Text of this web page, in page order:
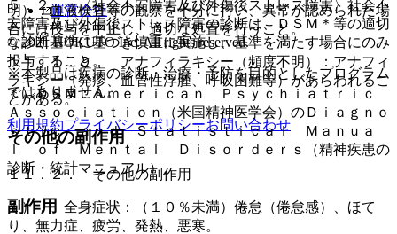
明）：血液検査等の観察を十分に行い、異常が認められた場
合には投与を中止し、適切な処置を行うこと。
１１．１．９． アナフィラキシー（頻度不明）：アナフィ
ラキシー（発疹、血管性浮腫、呼吸困難等）があらわれるこ
とがある。
その他の副作用
１１．２． その他の副作用
１）． 全身症状：（１０％未満）倦怠（倦怠感）、ほて
り、無力症、疲労、発熱、悪寒。
５．２． 〈社会不安障害及び外傷後ストレス障害〉社会不
安障害及び外傷後ストレス障害の診断は、ＤＳＭ＊等の適切
な診断基準に基づき慎重に実施し、基準を満たす場合にのみ
投与すること。
＊）ＤＳＭ：Ａｍｅｒｉｃａｎ Ｐｓｙｃｈｉａｔｒｉｃ
Ａｓｓｏｃｉａｔｉｏｎ（米国精神医学会）のＤｉａｇｎｏ
ｓｔｉｃ ａｎｄ Ｓｔａｔｉｓｔｉｃａｌ Ｍａｎｕａ
ｌ ｏｆ Ｍｅｎｔａｌ Ｄｉｓｏｒｄｅｒｓ（精神疾患の
診断・統計マニュアル）。
副作用
運営会社
© 2021 HOKUTO Inc. All rights reserved.
※本製品は疾病の診断・治療・予防を目的としたプログラム
ではありません。
利用規約プライバシーポリシーお問い合わせ